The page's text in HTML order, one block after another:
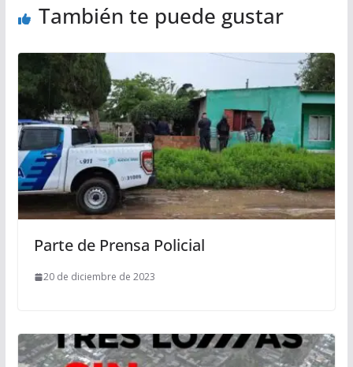
También te puede gustar
Parte de Prensa Policial
20 de diciembre de 2023